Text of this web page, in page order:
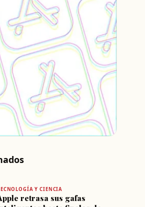
Y CIENCIA
retrasa sus gafas